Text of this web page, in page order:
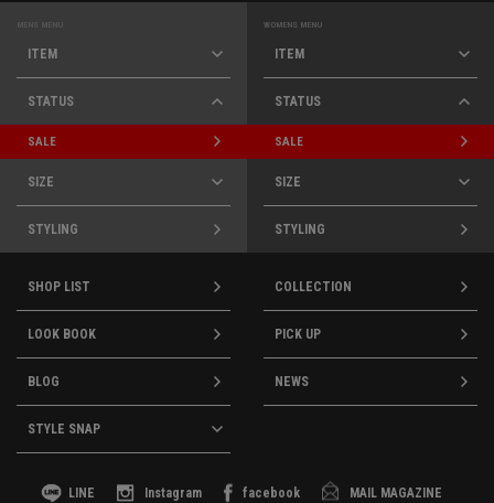
MENS MENU
ITEM
STATUS
SALE
SIZE
STYLING
WOMENS MENU
ITEM
STATUS
SALE
SIZE
STYLING
SHOP LIST COLLECTION
LOOK BOOK PICK UP
BLOG NEWS
STYLE SNAP
LINE Instagram facebook MAIL MAGAZINE